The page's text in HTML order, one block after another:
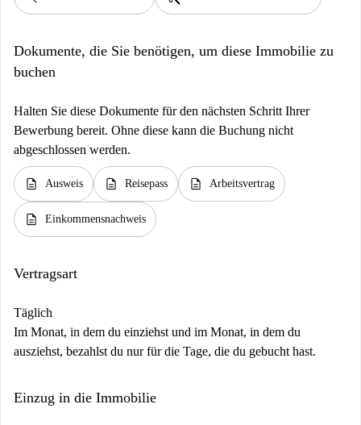
Dokumente, die Sie benötigen, um diese Immobilie zu
buchen
Halten Sie diese Dokumente für den nächsten Schritt Ihrer
Bewerbung bereit. Ohne diese kann die Buchung nicht
abgeschlossen werden.
description Ausweis description Reisepass description Arbeitsvertrag
description Einkommensnachweis
Vertragsart
Täglich
Im Monat, in dem du einziehst und im Monat, in dem du
ausziehst, bezahlst du nur für die Tage, die du gebucht hast.
Einzug in die Immobilie